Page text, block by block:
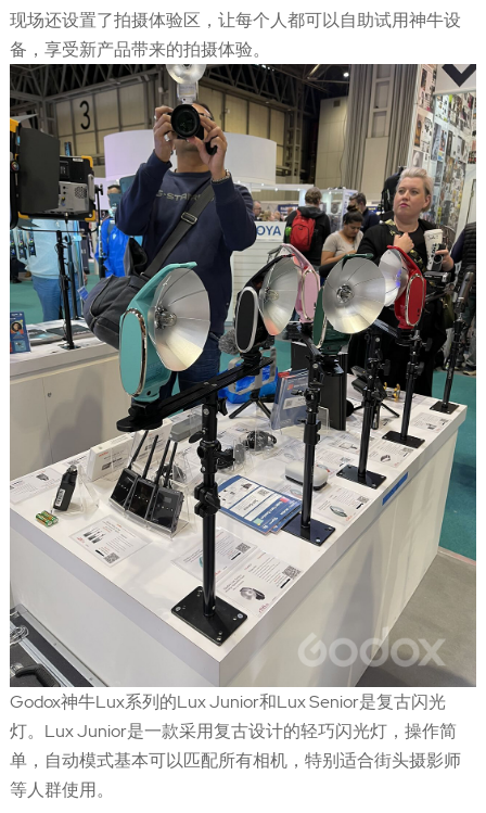
现场还设置了拍摄体验区，让每个人都可以自助试用神牛设
备，享受新产品带来的拍摄体验。
Godox神牛Lux系列的Lux Junior和Lux Senior是复古闪光
灯。Lux Junior是一款采用复古设计的轻巧闪光灯，操作简
单，自动模式基本可以匹配所有相机，特别适合街头摄影师
等人群使用。